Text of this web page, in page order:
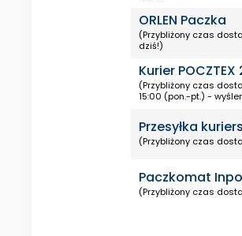
ORLEN Paczka
(Przybliżony czas
dziś!)
Kurier POCZTEX
(Przybliżony czas
15:00 (pon.-pt.) -
Przesyłka
(Przybliżony czas
Paczkomat
(Przybliżony czas